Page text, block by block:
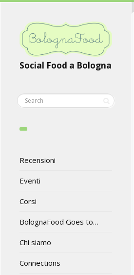
Social Food a Bologna
Recensioni
Eventi
Corsi
BolognaFood Goes to…
Chi siamo
Connections